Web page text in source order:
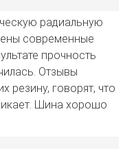
радиальную
современные
прочность
Отзывы
резину, говорят, что
Шина хорошо